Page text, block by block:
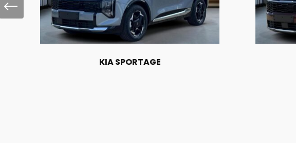
KIA SPORTAGE